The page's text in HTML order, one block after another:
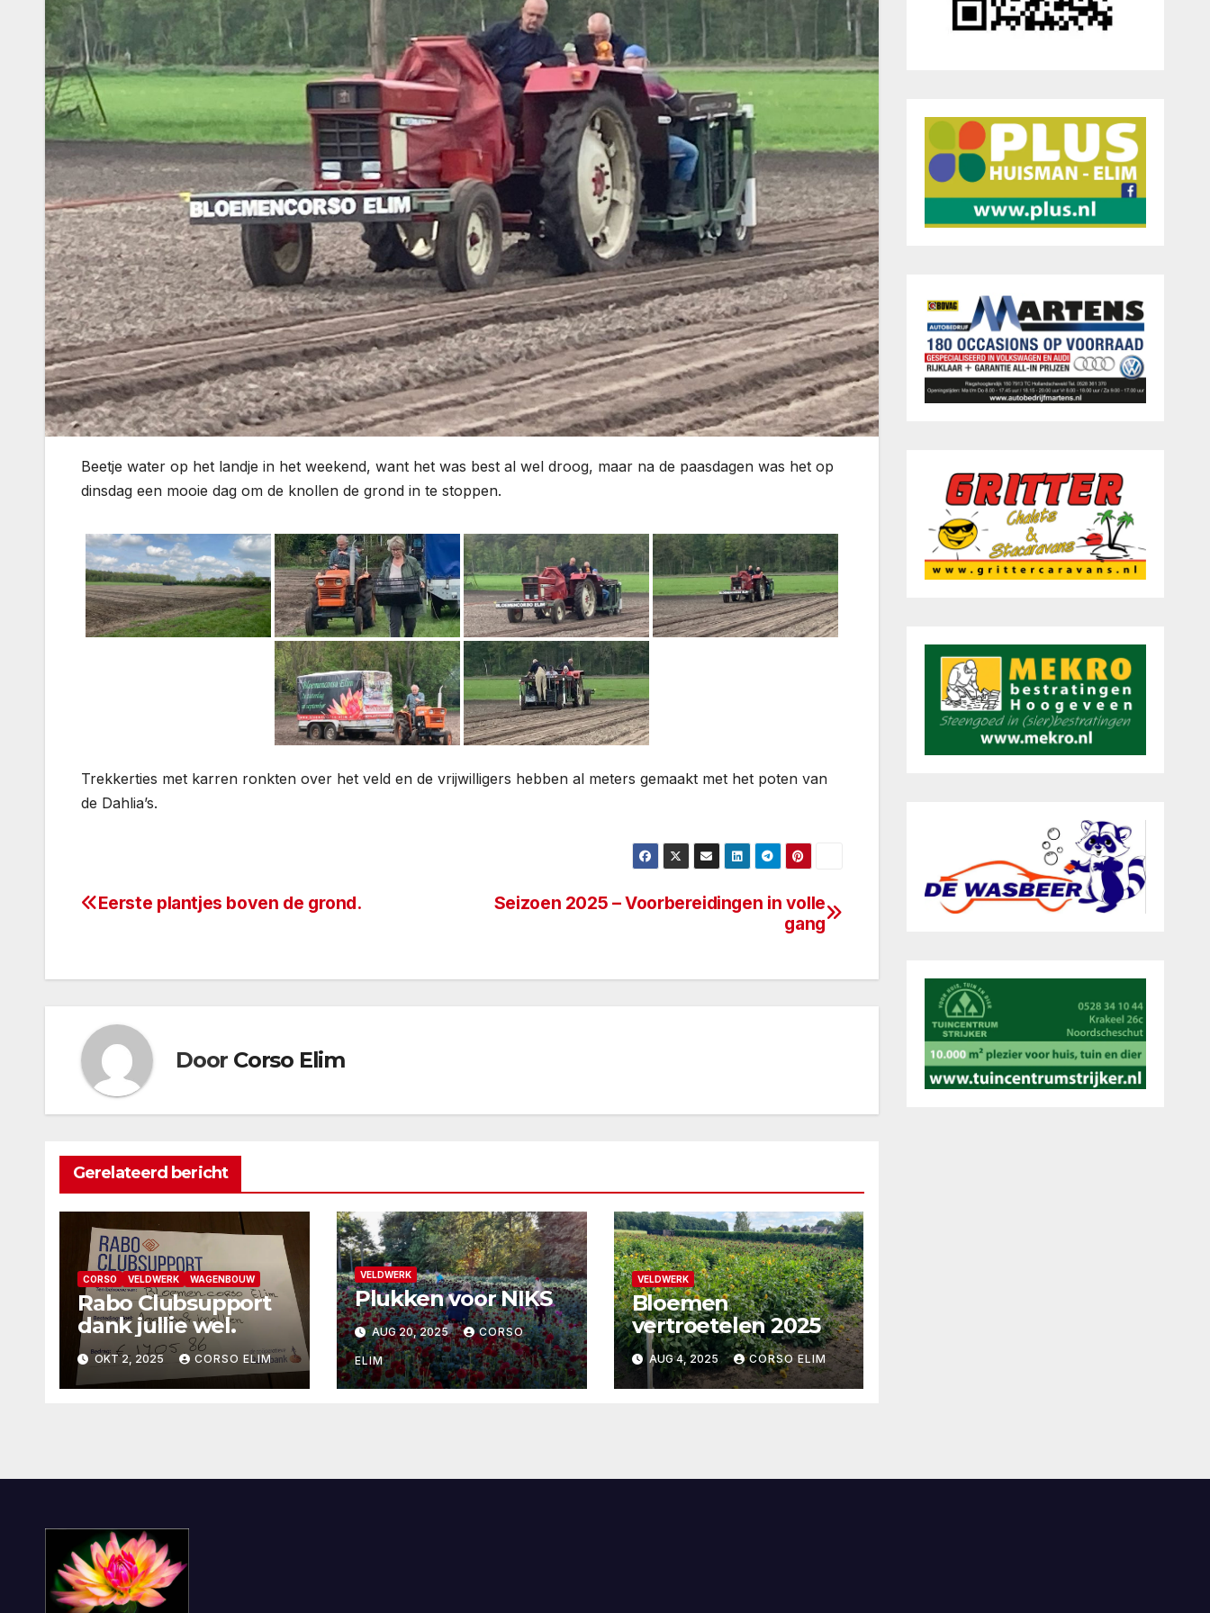
Beetje water op het landje in het weekend, want het was best al wel droog, maar na de paasdagen was het op
dinsdag een mooie dag om de knollen de grond in te stoppen.
Trekkerties met karren ronkten over het veld en de vrijwilligers hebben al meters gemaakt met het poten van
de Dahlia’s.
Bericht
Seizoen 2025 – Voorbereidingen in volle
gang
Eerste plantjes boven de grond.
Door Corso Elim
Gerelateerd bericht
CORSO VELDWERK WAGENBOUW
Rabo Clubsupport
dank jullie wel.
OKT 2, 2025 CORSO ELIM
VELDWERK
Plukken voor NIKS
AUG 20, 2025 CORSO
ELIM
VELDWERK
Bloemen
vertroetelen 2025
AUG 4, 2025 CORSO ELIM